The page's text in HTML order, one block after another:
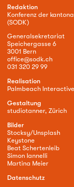
Redaktion
Konferenz der
(SODK)
Generalsekretariat
Speichergasse 6
3001 Bern
office@sodk.ch
031 320 29 99
Realisation
Palmbeach
Gestaltung
studiotanner, Zürich
Bilder
Stocksy/Unsplash
Keystone
Beat Schertenleib
Simon Iannelli
Martina Meier
Datenschutz